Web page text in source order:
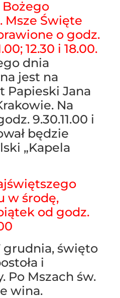
Msze Święte
o godz.
12.30 i 18.00.
dnia
jest na
Papieski Jana
Na
9.30.11.00 i
będzie
„Kapela
w środę,
od godz.
grudnia, święto
i
Po Mszach św.
wina.